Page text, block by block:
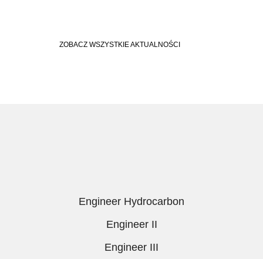
ZOBACZ WSZYSTKIE AKTUALNOŚCI
Engineer Hydrocarbon
Engineer II
Engineer III